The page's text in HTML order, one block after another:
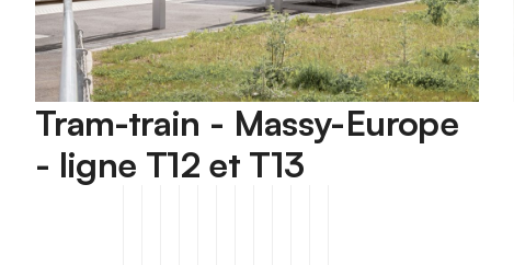
Tram-train - Massy-Europe
- ligne T12 et T13